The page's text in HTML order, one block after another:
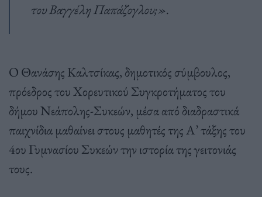
του Βαγγέλη Παπάζογλου;».
Ο Θανάσης Καλτσίκας, δημοτικός σύμβουλος,
πρόεδρος του Χορευτικού Συγκροτήματος του
δήμου Νεάπολης-Συκεών, μέσα από διαδραστικά
παιχνίδια μαθαίνει στους μαθητές της Α’ τάξης του
4ου Γυμνασίου Συκεών την ιστορία της γειτονιάς
τους.